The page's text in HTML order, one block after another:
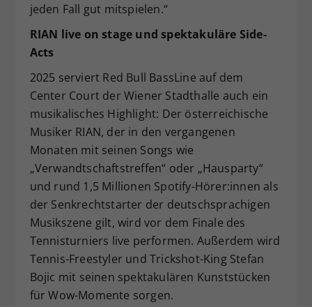
jeden Fall gut mitspielen.“
RIAN live on stage und spektakuläre Side-
Acts
2025 serviert Red Bull BassLine auf dem
Center Court der Wiener Stadthalle auch ein
musikalisches Highlight: Der österreichische
Musiker RIAN, der in den vergangenen
Monaten mit seinen Songs wie
„Verwandtschaftstreffen“ oder „Hausparty“
und rund 1,5 Millionen Spotify-Hörer:innen als
der Senkrechtstarter der deutschsprachigen
Musikszene gilt, wird vor dem Finale des
Tennisturniers live performen. Außerdem wird
Tennis-Freestyler und Trickshot-King Stefan
Bojic mit seinen spektakulären Kunststücken
für Wow-Momente sorgen.